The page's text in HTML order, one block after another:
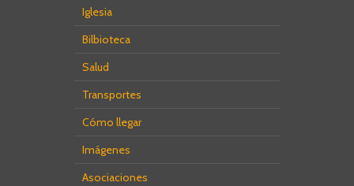
Iglesia
Bilbioteca
Salud
Transportes
Cómo llegar
Imágenes
Asociaciones